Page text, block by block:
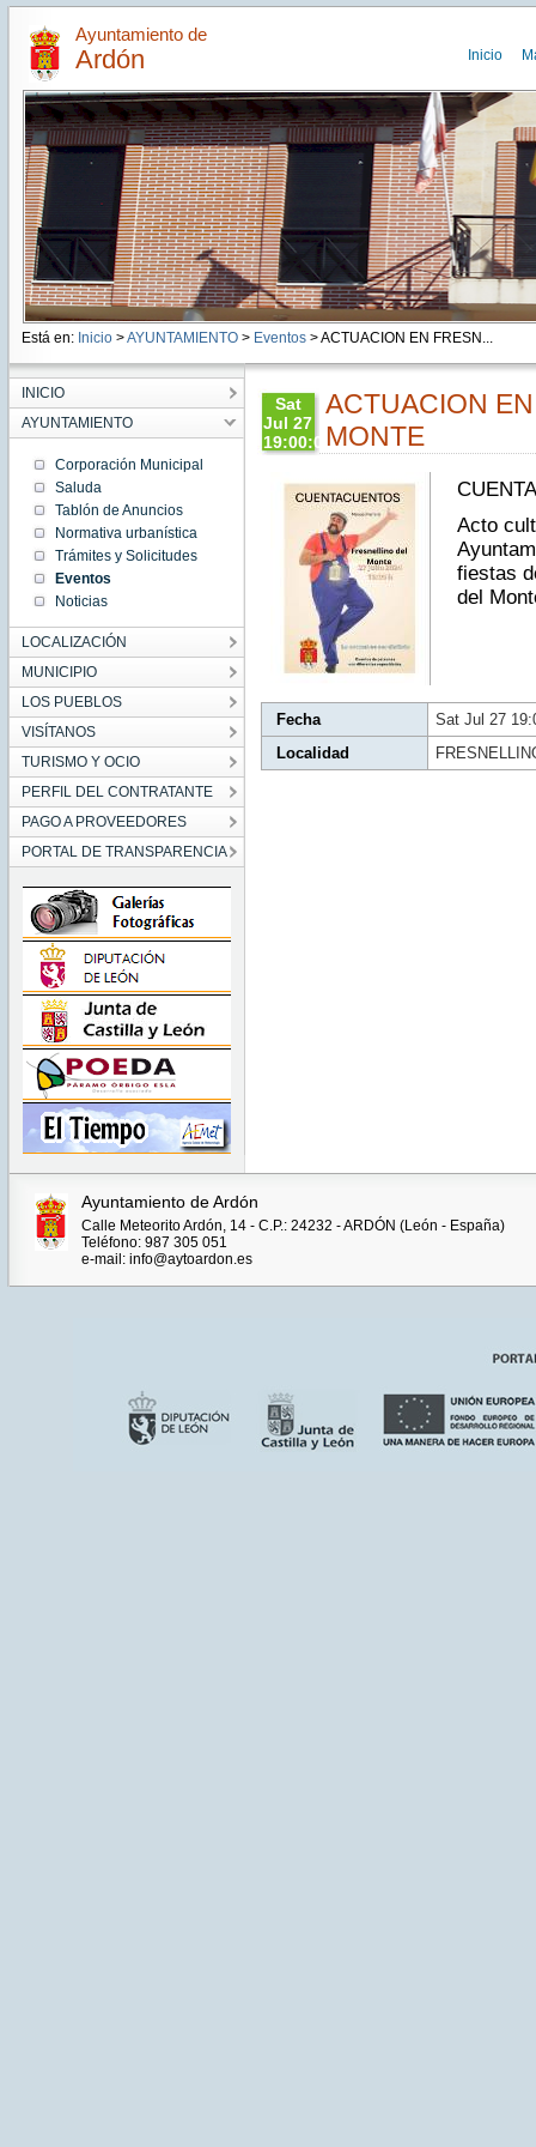
Ayuntamiento de
Ardón Inicio
Está en: Inicio >AYUNTAMIENTO> Eventos> ACTUACION EN FRESN...
INICIO
AYUNTAMIENTO
Corporación Municipal
Saluda
Tablón de Anuncios
Normativa urbanística
Trámites y Solicitudes
Eventos
Noticias
LOCALIZACIÓN
MUNICIPIO
LOS PUEBLOS
VISÍTANOS
TURISMO Y OCIO
PERFIL DEL CONTRATANTE
PAGO A PROVEEDORES
PORTAL DE TRANSPARENCIA
Sat
Jul 27
19:00:00
2024
Sat Jul
2024
Sat Jul
19:00:00
ACTUACION
MONTE
Acto
fiestas
del
Fecha
Sat Jul 27
Localidad
Ayuntamiento de Ardón
Calle Meteorito Ardón, 14 - C.P.: 24232 - ARDÓN (León - España)
Teléfono: 987 305 051
e-mail: info@aytoardon.es